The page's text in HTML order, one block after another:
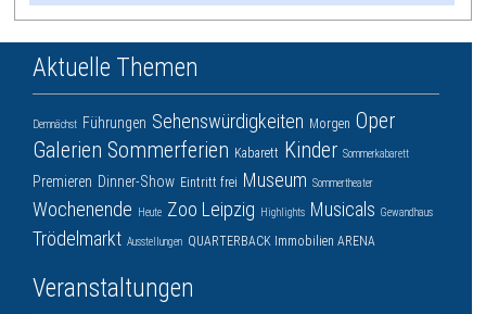
Aktuelle Themen
Demnächst Führungen Sehenswürdigkeiten Morgen Oper
Galerien Sommerferien Kabarett Kinder Sommerkabarett
Premieren Dinner-Show Eintritt frei Museum Sommertheater
Wochenende Heute Zoo Leipzig Highlights Musicals Gewandhaus
Trödelmarkt Ausstellungen QUARTERBACK Immobilien ARENA
Veranstaltungen